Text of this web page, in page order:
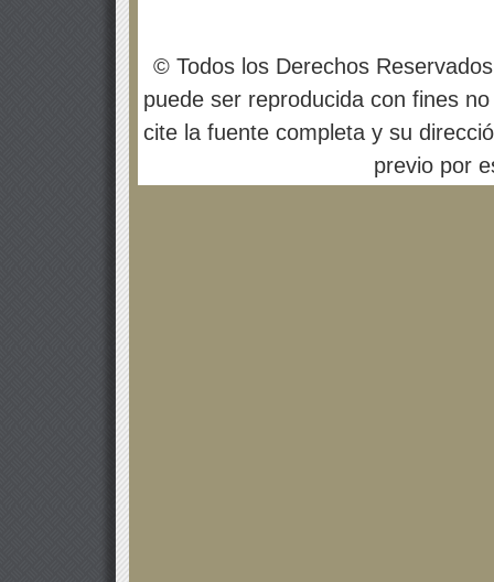
© Todos los Derechos
puede ser reproducida con fines
cite la fuente completa y su
previo por